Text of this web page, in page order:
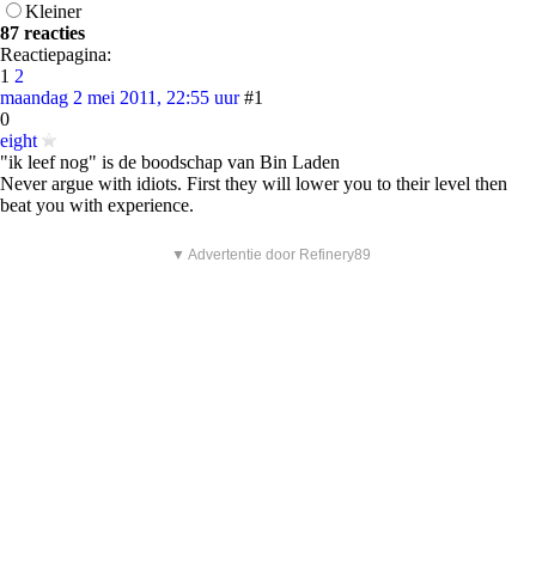
Kleiner
87 reacties
Reactiepagina:
1 2
maandag 2 mei 2011, 22:55 uur #1
0
eight
"ik leef nog" is de boodschap van Bin Laden
Never argue with idiots. First they will lower you to their level then
beat you with experience.
▼ Advertentie door Refinery89